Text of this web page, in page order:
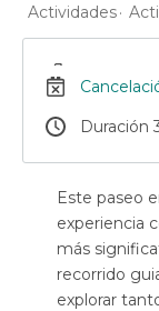
Actividades
Duración
Este paseo
experiencia
más
recorrido
explorar